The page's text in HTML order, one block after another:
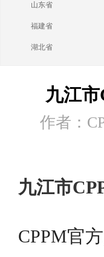
山东省
福建省
湖北省
九江
作者：
九江市
CPPM官